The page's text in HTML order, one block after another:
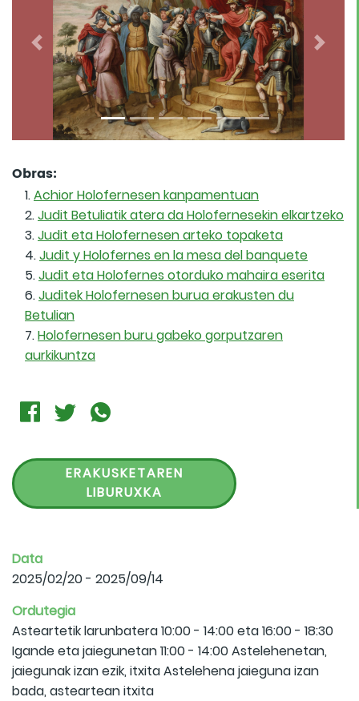
Previous Next
Obras:
Achior Holofernesen kanpamentuan
Judit Betuliatik atera da Holofernesekin elkartzeko
Judit eta Holofernesen arteko topaketa
Judit y Holofernes en la mesa del banquete
Judit eta Holofernes otorduko mahaira eserita
Juditek Holofernesen burua erakusten du
Betulian
Holofernesen buru gabeko gorputzaren
aurkikuntza
ERAKUSKETAREN
LIBURUXKA
Data
2025/02/20 - 2025/09/14
Ordutegia
Asteartetik larunbatera 10:00 - 14:00 eta 16:00 - 18:30
Igande eta jaiegunetan 11:00 - 14:00 Astelehenetan,
jaiegunak izan ezik, itxita Astelehena jaieguna izan
bada, asteartean itxita